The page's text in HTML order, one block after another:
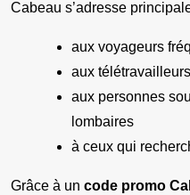
Cabeau s’adresse
aux voyageurs
aux télétravailleurs
aux personnes
lombaires
à ceux qui
Grâce à un code promo